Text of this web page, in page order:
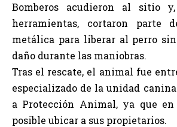
Bomberos acudieron al sitio
herramientas, cortaron parte
metálica para liberar al perro
daño durante las maniobras.
Tras el rescate, el animal fue
especializado de la unidad
a Protección Animal, ya que
posible ubicar a sus propietarios.